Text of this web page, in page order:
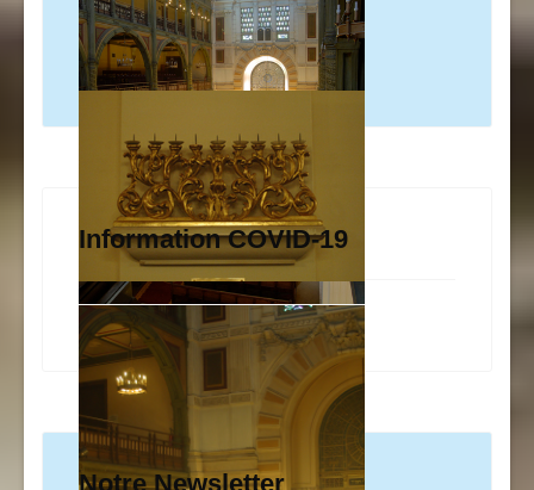
Information COVID-19
Notre Newsletter